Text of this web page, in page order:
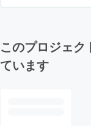
このプロジェク
ています